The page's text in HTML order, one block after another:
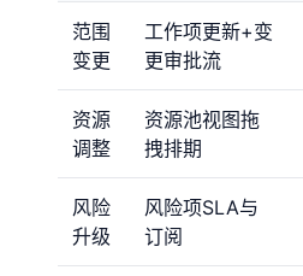
范围
变更
工作项更新+变
更审批流
资源
调整
资源池视图拖
拽排期
风险
升级
风险项SLA与
订阅